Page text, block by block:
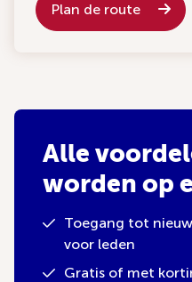
Plan de route
Alle
worden op
Toegang tot
voor leden
Gratis of met